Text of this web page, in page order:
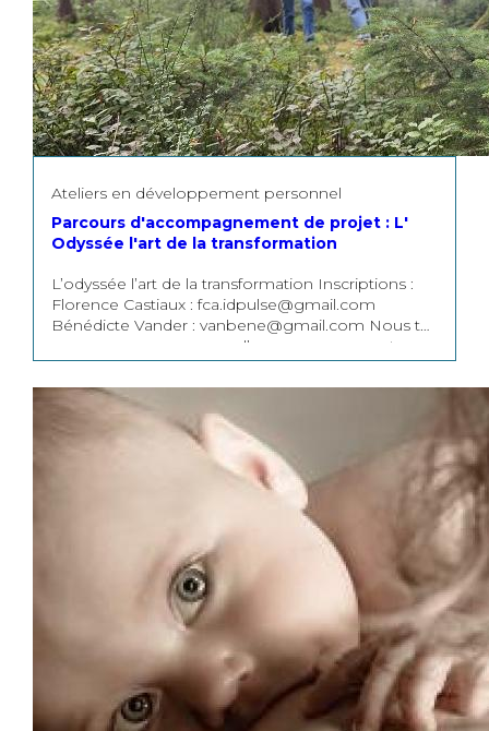
Ateliers en développement personnel
Parcours d'accompagnement de projet : L'
Odyssée l'art de la transformation
L’odyssée l’art de la transformation Inscriptions :
Florence Castiaux : fca.idpulse@gmail.com
Bénédicte Vander : vanbene@gmail.com Nous te
proposons un parcours d’accompagnement pour
mettre en mouvement ton projet: Un cadre et
une structure pour passer de l’abstrait au concret,
de l’intention à la réalisation. 5 jours en immersion
au cœur des Ardennes belges et 3 rendez-vous en
ligne ensuite, afin de donner une structure et un fil
rouge à votre projet. De quoi garder le cap et
booster votre motivation. Le processus se vit et
s’intègre par des méthodes de coaching, de
pratiques sensorielles et d’intelligence collective.
De quel type de projet parle-t-on ? Il peut s’agir
d’un projet professionnel, artistique, sportif ou
personnel. Méthode et pédagogie : Nous avons
développé une méthode introspective et
pratique: La méthode R.A.R.E. Ressenti Notre
travail passe par une exploration qui met en
mouvement le corps et active le ressenti comme
levier puissant de transformation. Nous utilisons
des techniques d’ancrage et d’hypnose. Action